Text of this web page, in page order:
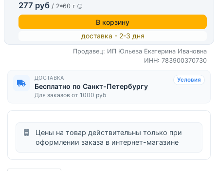
277 руб / 2*60 г
В корзину
доставка - 2-3 дня
Продавец: ИП Юльева Екатерина Ивановна
ИНН: 783900370730
ДОСТАВКА
Бесплатно по Санкт-Петербургу
Для заказов от 1000 руб
Условия
Цены на товар действительны только при
оформлении заказа в интернет-магазине